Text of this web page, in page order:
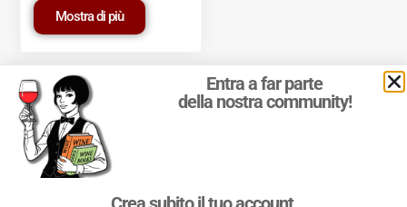
Mostra di più
Marchio Reg. | P.IVA 03921390245
Entra a far parte
della nostra community!